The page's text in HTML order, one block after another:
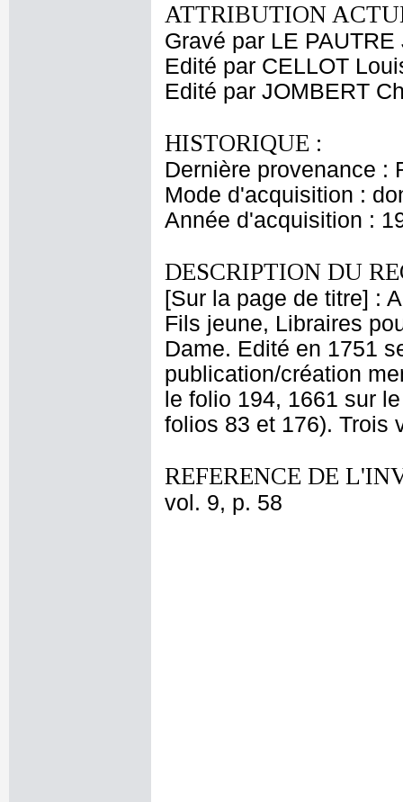
ATTRIBUTION
Gravé par LE PAUTRE
Edité par CELLOT
Edité par JOMBERT
HISTORIQUE :
Dernière provenance :
Mode d'acquisition :
Année d'acquisition :
DESCRIPTION DU
[Sur la page de titre] :
Fils jeune, Libraires
Dame. Edité en 1751
publication/création
le folio 194, 1661 sur
folios 83 et 176). Trois
REFERENCE DE
vol. 9, p. 58